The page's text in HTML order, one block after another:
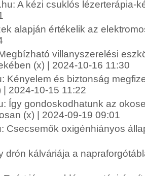
A kézi csuklós lézerterápia-
alapján értékelik az
villanyszerelési
(x) | 2024-10-16 11:30
Kényelem és biztonság
| 2024-10-15 11:22
Így gondoskodhatunk az
(x) | 2024-09-19 09:01
Csecsemők oxigénhiányos
drón kálváriája a